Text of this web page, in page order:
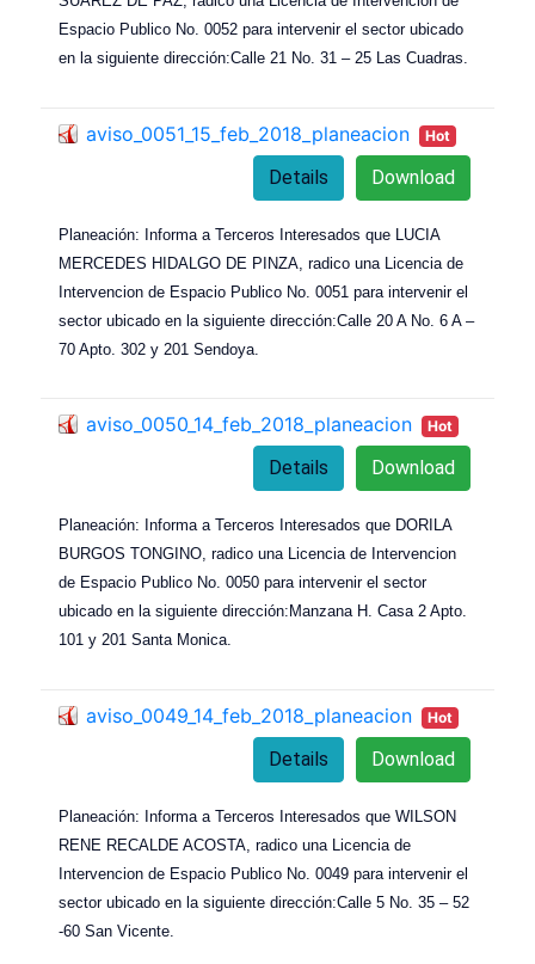
Espacio Publico No. 0052 para intervenir el sector ubicado
en la siguiente dirección:Calle 21 No. 31 – 25 Las Cuadras.
aviso_0051_15_feb_2018_planeacion Hot
Download
Details
Planeación: Informa a Terceros Interesados que LUCIA
MERCEDES HIDALGO DE PINZA, radico una Licencia de
Intervencion de Espacio Publico No. 0051 para intervenir el
sector ubicado en la siguiente dirección:Calle 20 A No. 6 A –
70 Apto. 302 y 201 Sendoya.
aviso_0050_14_feb_2018_planeacion Hot
Download
Details
Planeación: Informa a Terceros Interesados que DORILA
BURGOS TONGINO, radico una Licencia de Intervencion
de Espacio Publico No. 0050 para intervenir el sector
ubicado en la siguiente dirección:Manzana H. Casa 2 Apto.
101 y 201 Santa Monica.
aviso_0049_14_feb_2018_planeacion Hot
Download
Details
Planeación: Informa a Terceros Interesados que WILSON
RENE RECALDE ACOSTA, radico una Licencia de
Intervencion de Espacio Publico No. 0049 para intervenir el
sector ubicado en la siguiente dirección:Calle 5 No. 35 – 52
-60 San Vicente.